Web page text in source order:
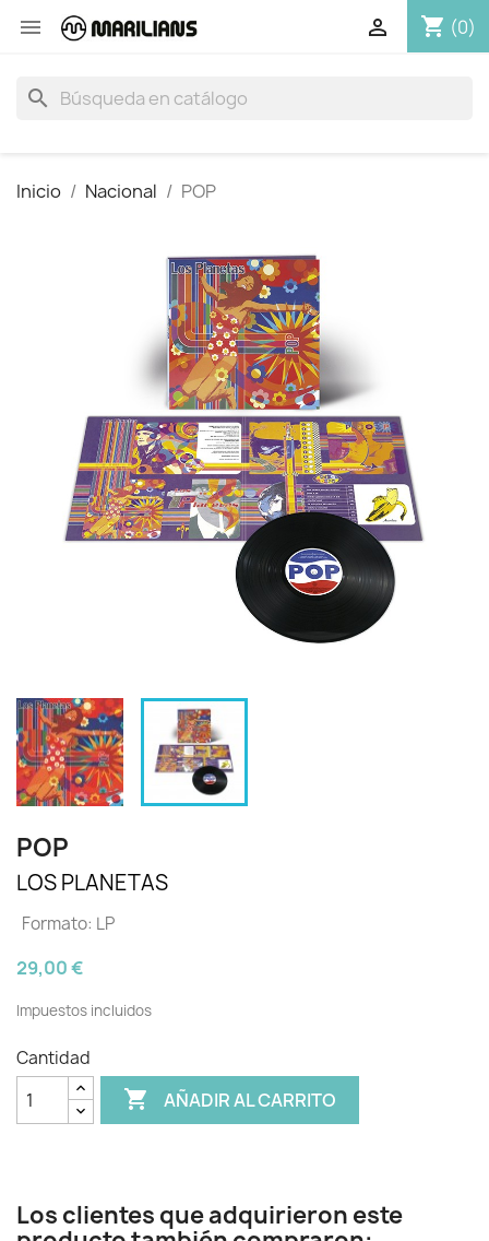
 shopping_cart (0)

search
Inicio Nacional POP
POP
LOS PLANETAS
Formato: LP
29,00 €
Impuestos incluidos
Cantidad
 AÑADIR AL CARRITO
Los clientes que adquirieron este